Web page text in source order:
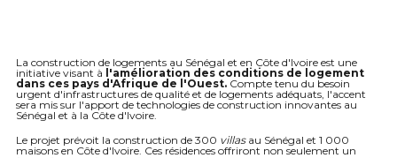
La construction de logements au Sénégal et en Côte d'Ivoire est une
initiative visant à l'amélioration des conditions de logement
dans ces pays d'Afrique de l'Ouest. Compte tenu du besoin
urgent d'infrastructures de qualité et de logements adéquats, l'accent
sera mis sur l'apport de technologies de construction innovantes au
Sénégal et à la Côte d'Ivoire.
Le projet prévoit la construction de 300 villasau Sénégal et 1 000
maisons en Côte d'Ivoire. Ces résidences offriront non seulement un